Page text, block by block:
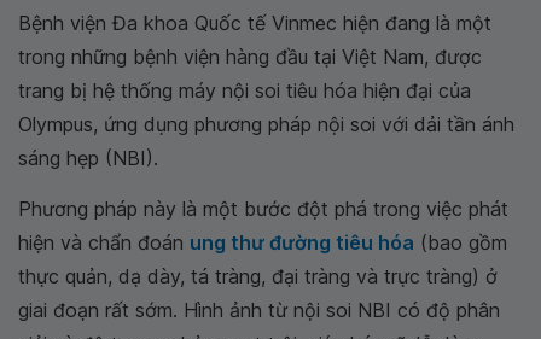
Bệnh viện Đa khoa Quốc tế Vinmec hiện đang là một
trong những bệnh viện hàng đầu tại Việt Nam, được
trang bị hệ thống máy nội soi tiêu hóa hiện đại của
Olympus, ứng dụng phương pháp nội soi với dải tần ánh
sáng hẹp (NBI).
Phương pháp này là một bước đột phá trong việc phát
hiện và chẩn đoán ung thư đường tiêu hóa (bao gồm
thực quản, dạ dày, tá tràng, đại tràng và trực tràng) ở
giai đoạn rất sớm. Hình ảnh từ nội soi NBI có độ phân